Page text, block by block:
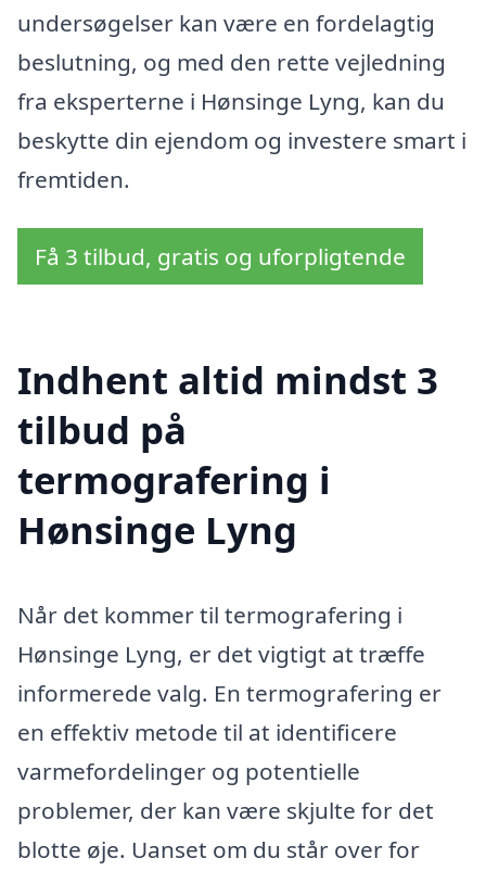
undersøgelser kan være en fordelagtig
beslutning, og med den rette vejledning
fra eksperterne i Hønsinge Lyng, kan du
beskytte din ejendom og investere smart i
fremtiden.
Få 3 tilbud, gratis og uforpligtende
Indhent altid mindst 3
tilbud på
termografering i
Hønsinge Lyng
Når det kommer til termografering i
Hønsinge Lyng, er det vigtigt at træffe
informerede valg. En termografering er
en effektiv metode til at identificere
varmefordelinger og potentielle
problemer, der kan være skjulte for det
blotte øje. Uanset om du står over for